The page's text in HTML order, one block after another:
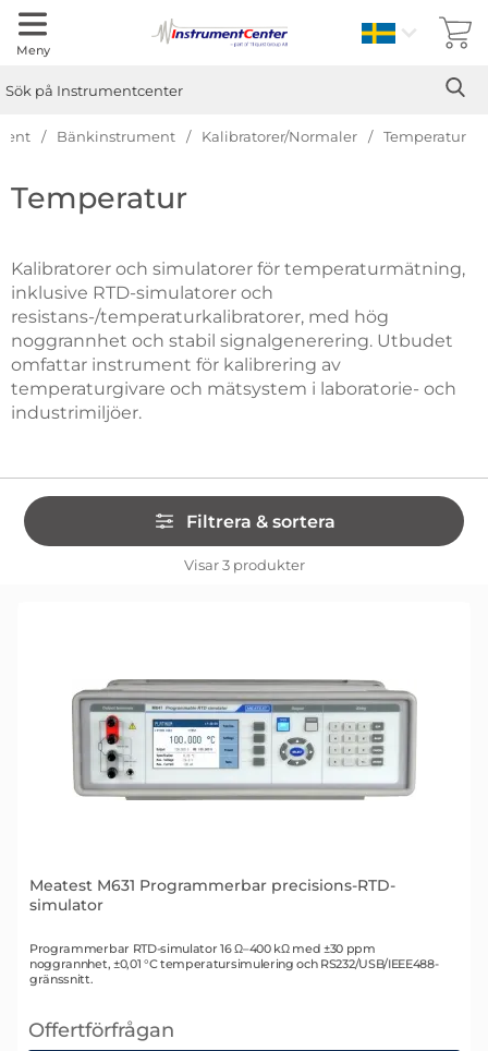
Meny Sverige
Bänkinstrument Kalibratorer/Normaler Temperatur
produkter
Temperatur
Kalibratorer och simulatorer för temperaturmätning,
inklusive RTD-simulatorer och
resistans-/temperaturkalibratorer, med hög
noggrannhet och stabil signalgenerering. Utbudet
omfattar instrument för kalibrering av
temperaturgivare och mätsystem i laboratorie- och
industrimiljöer.
Hoppa
över
filtersektionen
Filtrera & sortera
Filtrera & sorteraVisar 3 produkter
Meatest M631 Programmerbar precisions-RTD-
simulator
Art. nr 2031
Programmerbar RTD-simulator 16 Ω–400 kΩ med ±30 ppm
noggrannhet, ±0,01 °C temperatursimulering och RS232/USB/IEEE488-
gränssnitt.
Offertförfrågan